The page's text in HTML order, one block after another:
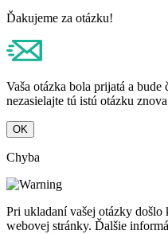
Ďakujeme za otázku!
Vaša otázka bola prijatá a
nezasielajte tú istú otázku
OK
Chyba
Pri ukladaní vašej otázky došlo
webovej stránky. Ďalšie